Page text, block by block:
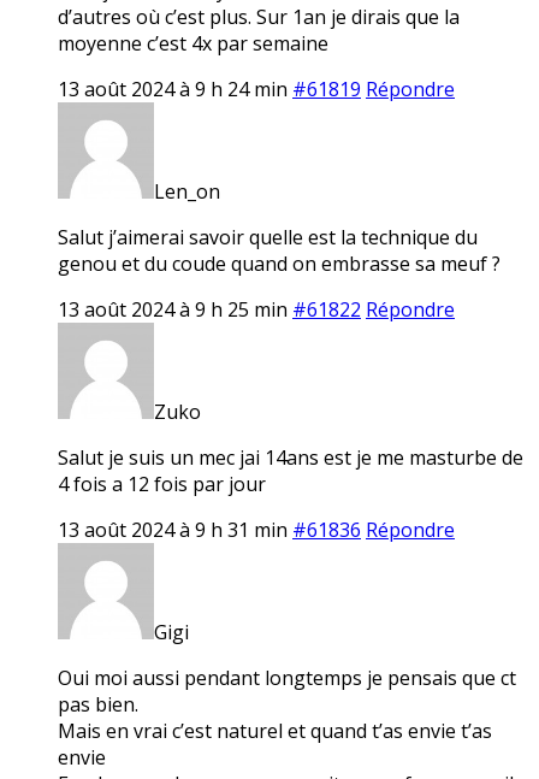
d’autres où c’est plus. Sur 1an je dirais que la
moyenne c’est 4x par semaine
13 août 2024 à 9 h 24 min #61819 Répondre
Len_on
Salut j’aimerai savoir quelle est la technique du
genou et du coude quand on embrasse sa meuf ?
13 août 2024 à 9 h 25 min #61822 Répondre
Zuko
Salut je suis un mec jai 14ans est je me masturbe de
4 fois a 12 fois par jour
13 août 2024 à 9 h 31 min #61836 Répondre
Gigi
Oui moi aussi pendant longtemps je pensais que ct
pas bien.
Mais en vrai c’est naturel et quand t’as envie t’as
envie